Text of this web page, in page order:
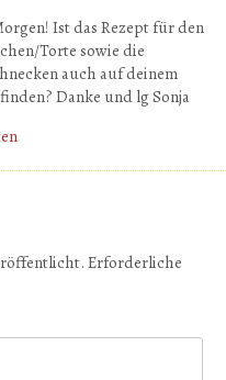
Ist das Rezept für den
Torte sowie die
auch auf deinem
Danke und lg Sonja
Erforderliche